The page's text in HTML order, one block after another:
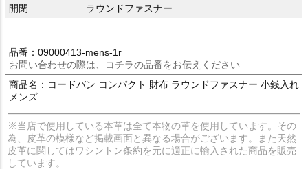
開閉
ラウンドファスナー
品番：09000413-mens-1r
お問い合わせの際は、コチラの品番をお伝えください
商品名：コードバン コンパクト 財布 ラウンドファスナー 小銭入れ
メンズ
※当店で使用している本革は全て本物の革を使用しています。その
為、皮革の模様など掲載画面と異なる場合がございます。また天然
皮革に関してはワシントン条約を元に適正に輸入された商品を販売
しています。